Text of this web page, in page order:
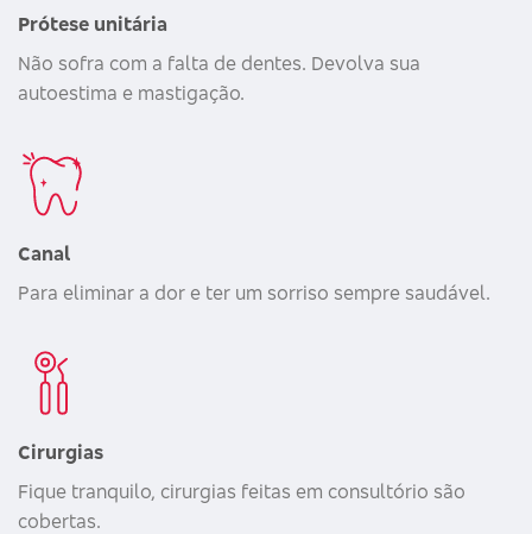
Prótese unitária
Não sofra com a falta de dentes. Devolva sua
autoestima e mastigação.
Canal
Para eliminar a dor e ter um sorriso sempre saudável.
Cirurgias
Fique tranquilo, cirurgias feitas em consultório são
cobertas.